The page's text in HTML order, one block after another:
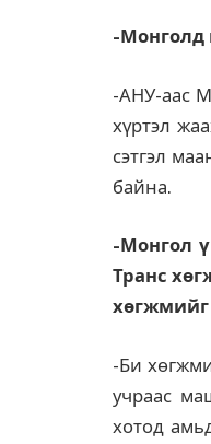
-Монголд
-АНУ-аас
хүртэл
сэтгэл
байна.
-Монгол
Транс
хөгжмийг
-Би
учраас
хотод